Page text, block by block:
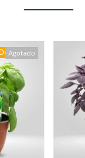
Destacado
Agotado